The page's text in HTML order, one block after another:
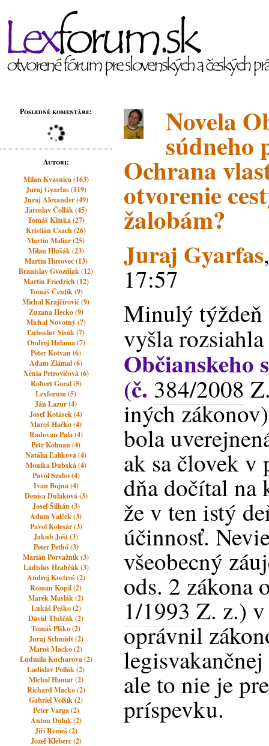
Posledné komentáre:
Autori:
Milan Kvasnica (163)
Juraj Gyarfas (119)
Juraj Alexander (49)
Jaroslav Čollák (45)
Tomáš Klinka (27)
Kristián Csach (26)
Martin Maliar (25)
Milan Hlušák (23)
Martin Husovec (13)
Branislav Gvozdiak (12)
Martin Friedrich (12)
Tomáš Čentík (9)
Michal Krajčírovič (9)
Zuzana Hecko (9)
Michal Novotný (7)
Ľuboslav Sisák (7)
Ondrej Halama (7)
Peter Kotvan (6)
Adam Zlámal (6)
Xénia Petrovičová (6)
Robert Goral (5)
Lexforum (5)
Ján Lazur (4)
Josef Kotásek (4)
Maroš Hačko (4)
Radovan Pala (4)
Petr Kolman (4)
Natália Ľalíková (4)
Monika Dubská (4)
Pavol Szabo (4)
Ivan Bojna (4)
Denisa Dulaková (3)
Josef Šilhán (3)
Adam Valček (3)
Pavol Kolesár (3)
Jakub Jošt (3)
Peter Pethő (3)
Marián Porvažník (3)
Ladislav Hrabčák (3)
Andrej Kostroš (2)
Roman Kopil (2)
Marek Maslák (2)
Lukáš Peško (2)
Dávid Tluščák (2)
Tomáš Plško (2)
Juraj Schmidt (2)
Maroš Macko (2)
Ludmila Kucharova (2)
Ladislav Pollák (2)
Michal Hamar (2)
Richard Macko (2)
Gabriel Volšík (2)
Peter Varga (2)
Anton Dulak (2)
Jiří Remeš (2)
Jozef Kleberc (2)
Novela
súdneho
Ochrana
otvorenie
žalobám?
Juraj Gyarfas
17:57
Minulý týždeň
vyšla
Občianskeho
(č. 384/2008
iných
bola
ak sa človek v
dňa dočítal na
že v ten istý
účinnosť.
všeobecný
ods. 2 zákona
1/1993 Z. z.)
oprávnil
ale to nie je
príspevku.